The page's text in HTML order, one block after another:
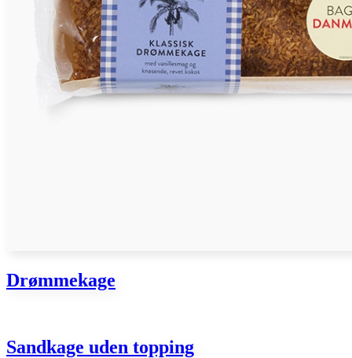
Drømmekage
Sandkage uden topping